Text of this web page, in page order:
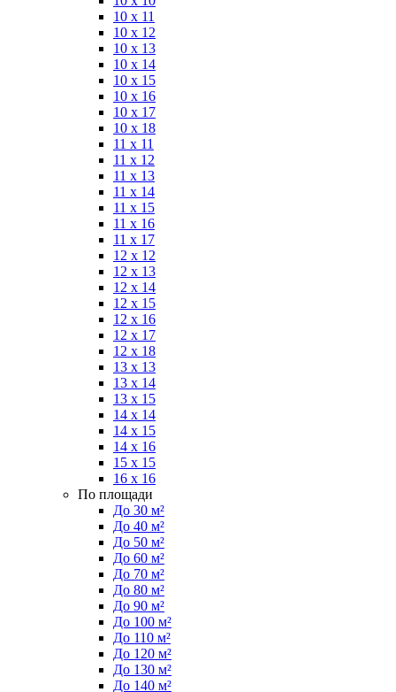
10 x 11
10 x 12
10 x 13
10 x 14
10 x 15
10 x 16
10 x 17
10 x 18
11 x 11
11 x 12
11 x 13
11 x 14
11 x 15
11 x 16
11 x 17
12 x 12
12 x 13
12 x 14
12 x 15
12 x 16
12 x 17
12 x 18
13 x 13
13 x 14
13 x 15
14 x 14
14 x 15
14 x 16
15 x 15
16 x 16
По площади
До 30 м²
До 40 м²
До 50 м²
До 60 м²
До 70 м²
До 80 м²
До 90 м²
До 100 м²
До 110 м²
До 120 м²
До 130 м²
До 140 м²